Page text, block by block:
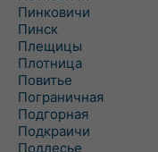
Пинковичи
Пинск
Плещицы
Плотница
Повитье
Пограничная
Подгорная
Подкраичи
Подлесье